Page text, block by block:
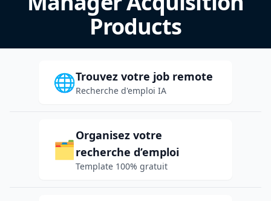
Products
🌐Trouvez votre job remote
Recherche d'emploi IA
🗂️
Organisez votre
recherche d’emploi
Template 100% gratuit